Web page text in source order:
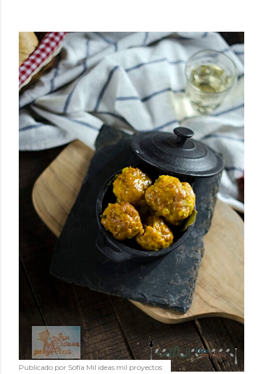
Publicado por Sofía Mil ideas mil proyectos